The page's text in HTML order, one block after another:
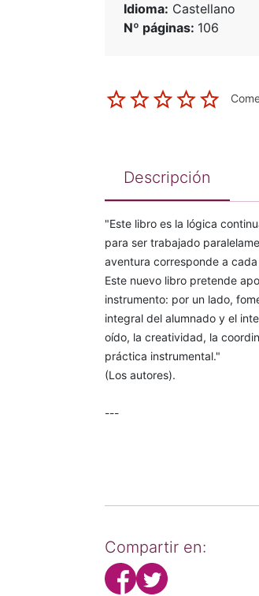
Idioma: Castellano
Nº páginas: 106
Descripción
"Este libro es la lógica
para ser trabajado
aventura corresponde a
Este nuevo libro pretende
instrumento: por un lado,
integral del alumnado y el
oído, la creatividad, la
práctica instrumental."
(Los autores).
---
Compartir en: